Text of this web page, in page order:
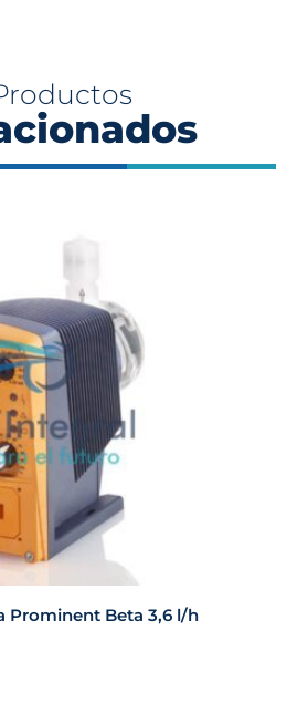
Prominent Beta 3,6 l/h